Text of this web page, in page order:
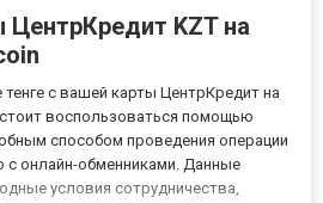
ЦентрКредит KZT на
тенге с вашей карты ЦентрКредит на
воспользоваться помощью
способом проведения операции
с онлайн-обменниками. Данные
условия сотрудничества,